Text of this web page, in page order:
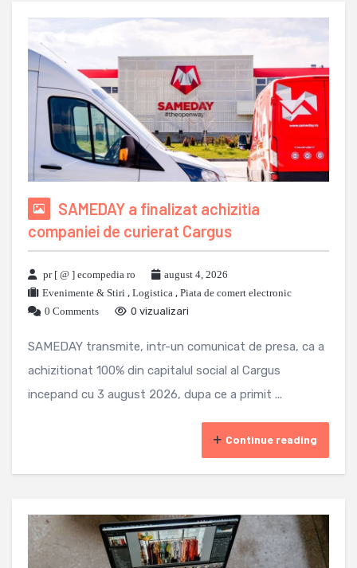
SAMEDAY a finalizat achizitia
companiei de curierat Cargus
pr [ @ ] ecompedia ro
august 4, 2026
Evenimente & Stiri , Logistica , Piata de comert electronic
0 Comments
0 vizualizari
SAMEDAY transmite, intr-un comunicat de presa, ca a
achizitionat 100% din capitalul social al Cargus
incepand cu 3 august 2026, dupa ce a primit ...
Continue reading